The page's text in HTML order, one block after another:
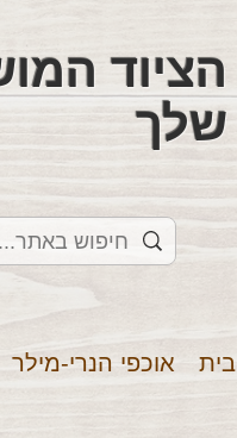
שלך
בית אוכפי הנרי-מילר